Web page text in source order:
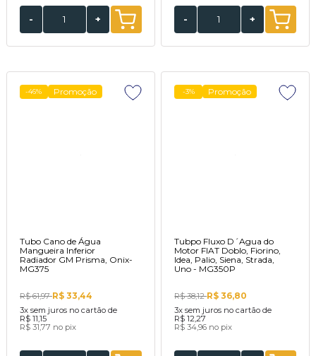
- + - +
-46% Promoção
Tubo Cano de Água
Mangueira Inferior
Radiador GM Prisma, Onix-
MG375
R$ 61,97R$ 33,44
3x sem juros no cartão de
R$ 11,15
R$ 31,77 no pix
-3% Promoção
Tubpo Fluxo D´Agua do
Motor FIAT Doblo, Fiorino,
Idea, Palio, Siena, Strada,
Uno - MG350P
R$ 38,12R$ 36,80
3x sem juros no cartão de
R$ 12,27
R$ 34,96 no pix